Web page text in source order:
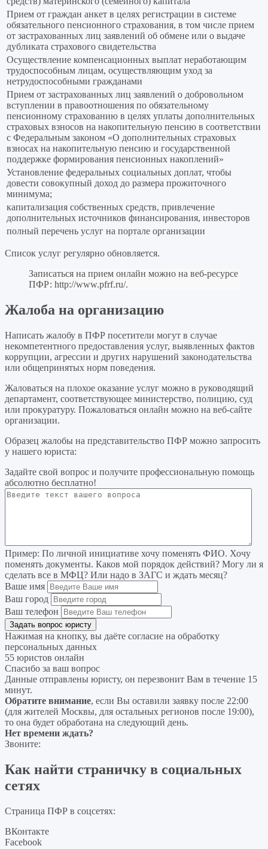
Прием от граждан анкет в целях регистрации в системе
обязательного пенсионного страхования, в том числе прием
от застрахованных лиц заявлений об обмене или о выдаче
дубликата страхового свидетельства
Осуществление компенсационных выплат неработающим
трудоспособным лицам, осуществляющим уход за
нетрудоспособными гражданами
Прием от застрахованных лиц заявлений о добровольном
вступлении в правоотношения по обязательному
пенсионному страхованию в целях уплаты дополнительных
страховых взносов на накопительную пенсию в соответствии
с Федеральным законом «О дополнительных страховых
взносах на накопительную пенсию и государственной
поддержке формирования пенсионных накоплений»
Установление федеральных социальных доплат, чтобы
довести совокупный доход до размера прожиточного
минимума;
капитализация собственных средств, привлечение
дополнительных источников финансирования, инвесторов
полный перечень услуг на портале организации
Список услуг регулярно обновляется.
Записаться на прием онлайн можно на веб-ресурсе
ПФР: http://www.pfrf.ru/.
Жалоба на организацию
Написать жалобу в ПФР посетители могут в случае
некомпетентного предоставления услуг, выявленных фактов
коррупции, агрессии и других нарушений законодательства
или общепринятых норм поведения.
Жаловаться на плохое оказание услуг можно в руководящий
департамент, соответствующее министерство, полицию, суд
или прокуратуру. Пожаловаться онлайн можно на веб-сайте
организации.
Образец жалобы на представительство ПФР можно запросить
у нашего юриста:
Задайте свой вопрос и получите профессиональную помощь
абсолютно бесплатно!
Пример: По личной инициативе хочу поменять ФИО. Хочу
поменять документы. Каков мой порядок действий? Могу ли я
сделать все в МФЦ? Или надо в ЗАГС и ждать месяц?
Ваше имя
Ваш город
Ваш телефон
Нажимая на кнопку, вы даёте согласие на обработку
персональных данных
55 юристов онлайн
Спасибо за ваш вопрос
Данные отправлены юристу, он перезвонит Вам в течение 15
минут.
Обратите внимание, если Вы оставили заявку после 22:00
(для жителей Москвы, для остальных регионов после 19:00),
то она будет обработана на следующий день.
Нет времени ждать?
Звоните:
Как найти страничку в социальных
сетях
Страница ПФР в соцсетях:
ВКонтакте
Facebook